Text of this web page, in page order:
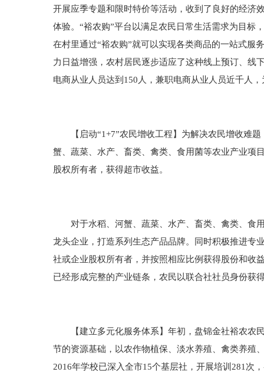
开展应季专题和限时特价等活动，收到了良好的经济
体验。“裕农购”平台以满足农民日常生活需求为目标
在村里通过“裕农购”就可以实现各类商品的一站式服
力日益增强，农村居民逐步适应了这种线上预订、线
电商从业人员达到150人，兼职电商从业人员近千人
【启动“1+7”农民增收工程】为解决农民增收难题
蟹、蔬菜、水产、畜类、禽类、食用菌等农业产业项
股权所有者，获得超市收益。
对于水稻、河蟹、蔬菜、水产、畜类、禽类、食用
龙头企业，打造系列生态产品品牌。同时积极推进专
社或企业股权所有者，并按照相应比例获得股份和收
已经形成完整的产业链条，农民以联合社社员身份获
【建立多元化服务体系】年初，盘锦金社裕农农民
节的资源基础，以农作物植保、淡水养殖、禽类养殖
2016年学校已深入全市15个基层社，开展培训281次